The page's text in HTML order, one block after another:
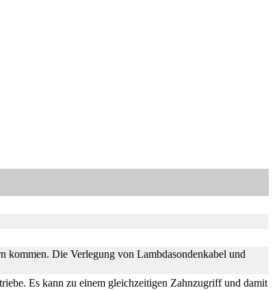
kommen. Die Verlegung von Lambdasondenkabel und
Es kann zu einem gleichzeitigen Zahnzugriff und damit